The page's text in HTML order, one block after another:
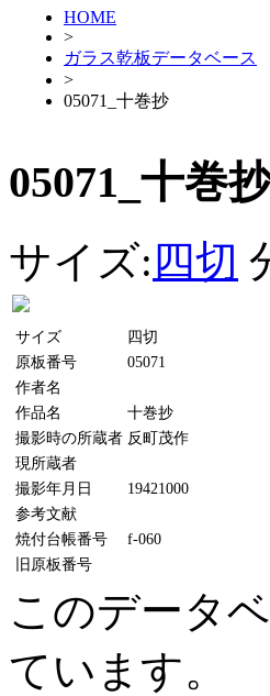
HOME
>
ガラス乾板データベース
>
05071_十巻抄
05071_十巻
サイズ: 四切
サイズ
四切
原板番号
05071
作者名
作品名
十巻抄
撮影時の所蔵者 反町茂作
現所蔵者
撮影年月日
19421000
参考文献
焼付台帳番号
f-060
旧原板番号
このデータ
ています。